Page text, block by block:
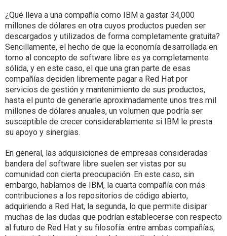
¿Qué lleva a una compañía como IBM a gastar 34,000
millones de dólares en otra cuyos productos pueden ser
descargados y utilizados de forma completamente gratuita?
Sencillamente, el hecho de que la economía desarrollada en
torno al concepto de software libre es ya completamente
sólida, y en este caso, el que una gran parte de esas
compañías deciden libremente pagar a Red Hat por
servicios de gestión y mantenimiento de sus productos,
hasta el punto de generarle aproximadamente unos tres mil
millones de dólares anuales, un volumen que podría ser
susceptible de crecer considerablemente si IBM le presta
su apoyo y sinergias.
En general, las adquisiciones de empresas consideradas
bandera del software libre suelen ser vistas por su
comunidad con cierta preocupación. En este caso, sin
embargo, hablamos de IBM, la cuarta compañía con más
contribuciones a los repositorios de código abierto,
adquiriendo a Red Hat, la segunda, lo que permite disipar
muchas de las dudas que podrían establecerse con respecto
al futuro de Red Hat y su filosofía: entre ambas compañías,